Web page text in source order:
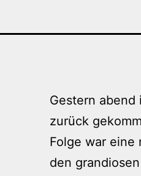
Gestern
zurück
Folge war eine
den